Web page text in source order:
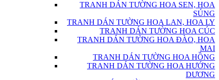
TRANH DÁN TƯỜNG HOA SEN, HOA
SÚNG
TRANH DÁN TƯỜNG HOA LAN, HOA LY
TRANH DÁN TƯỜNG HOA CÚC
TRANH DÁN TƯỜNG HOA ĐÀO, HOA
MAI
TRANH DÁN TƯỜNG HOA HỒNG
TRANH DÁN TƯỜNG HOA HƯỚNG
DƯƠNG